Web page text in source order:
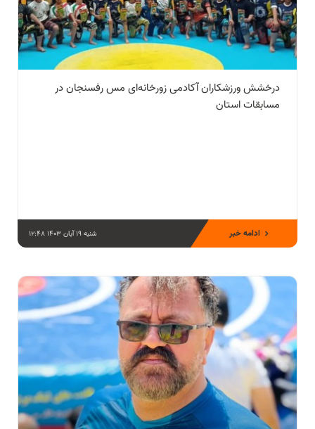
درخشش ورزشکاران آکادمی زورخانه‌ای مس رفسنجان در
مسابقات استان
شنبه 19 آبان 1403 12:48 ادامه خبر